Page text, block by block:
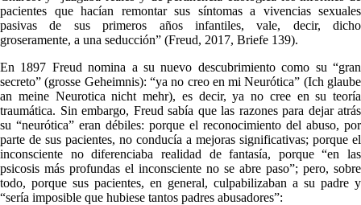
pacientes que hacían remontar sus síntomas a vivencias sexuales
pasivas de sus primeros años infantiles, vale, decir, dicho
groseramente, a una seducción” (Freud, 2017, Briefe 139).
En 1897 Freud nomina a su nuevo descubrimiento como su “gran
secreto” (grosse Geheimnis): “ya no creo en mi Neurótica” (Ich glaube
an meine Neurotica nicht mehr), es decir, ya no cree en su teoría
traumática. Sin embargo, Freud sabía que las razones para dejar atrás
su “neurótica” eran débiles: porque el reconocimiento del abuso, por
parte de sus pacientes, no conducía a mejoras significativas; porque el
inconsciente no diferenciaba realidad de fantasía, porque “en las
psicosis más profundas el inconsciente no se abre paso”; pero, sobre
todo, porque sus pacientes, en general, culpabilizaban a su padre y
“sería imposible que hubiese tantos padres abusadores”: